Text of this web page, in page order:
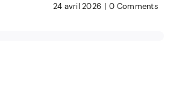
24 avril 2026 | 0 Comments